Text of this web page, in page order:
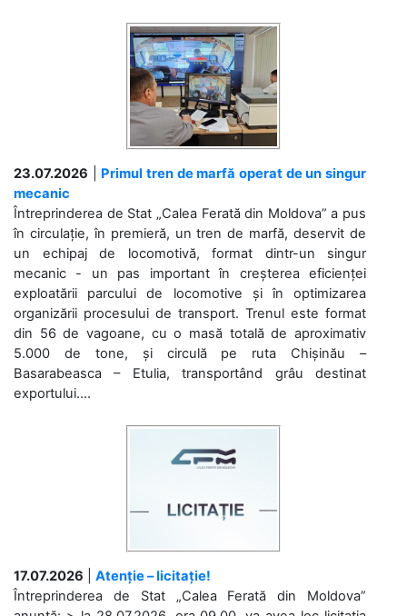
23.07.2026
Primul tren de marfă operat de un singur
mecanic
Întreprinderea de Stat „Calea Ferată din Moldova” a pus
în circulație, în premieră, un tren de marfă, deservit de
un echipaj de locomotivă, format dintr-un singur
mecanic - un pas important în creșterea eficienței
exploatării parcului de locomotive și în optimizarea
organizării procesului de transport. Trenul este format
din 56 de vagoane, cu o masă totală de aproximativ
5.000 de tone, și circulă pe ruta Chișinău –
Basarabeasca – Etulia, transportând grâu destinat
exportului....
17.07.2026
Atenție – licitație!
Întreprinderea de Stat „Calea Ferată din Moldova”